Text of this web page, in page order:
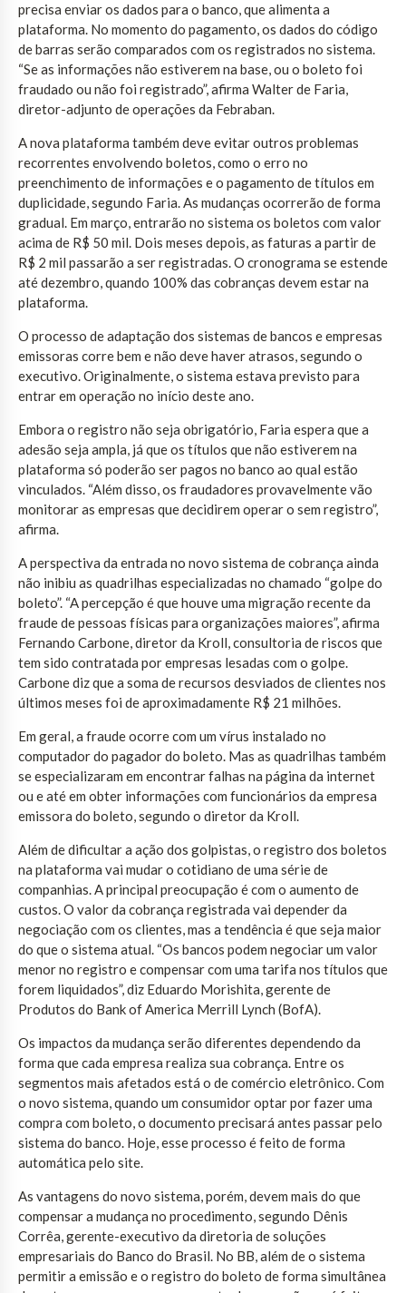
precisa enviar os dados para o banco, que alimenta a
plataforma. No momento do pagamento, os dados do código
de barras serão comparados com os registrados no sistema.
“Se as informações não estiverem na base, ou o boleto foi
fraudado ou não foi registrado”, afirma Walter de Faria,
diretor-adjunto de operações da Febraban.
A nova plataforma também deve evitar outros problemas
recorrentes envolvendo boletos, como o erro no
preenchimento de informações e o pagamento de títulos em
duplicidade, segundo Faria. As mudanças ocorrerão de forma
gradual. Em março, entrarão no sistema os boletos com valor
acima de R$ 50 mil. Dois meses depois, as faturas a partir de
R$ 2 mil passarão a ser registradas. O cronograma se estende
até dezembro, quando 100% das cobranças devem estar na
plataforma.
O processo de adaptação dos sistemas de bancos e empresas
emissoras corre bem e não deve haver atrasos, segundo o
executivo. Originalmente, o sistema estava previsto para
entrar em operação no início deste ano.
Embora o registro não seja obrigatório, Faria espera que a
adesão seja ampla, já que os títulos que não estiverem na
plataforma só poderão ser pagos no banco ao qual estão
vinculados. “Além disso, os fraudadores provavelmente vão
monitorar as empresas que decidirem operar o sem registro”,
afirma.
A perspectiva da entrada no novo sistema de cobrança ainda
não inibiu as quadrilhas especializadas no chamado “golpe do
boleto”. “A percepção é que houve uma migração recente da
fraude de pessoas físicas para organizações maiores”, afirma
Fernando Carbone, diretor da Kroll, consultoria de riscos que
tem sido contratada por empresas lesadas com o golpe.
Carbone diz que a soma de recursos desviados de clientes nos
últimos meses foi de aproximadamente R$ 21 milhões.
Em geral, a fraude ocorre com um vírus instalado no
computador do pagador do boleto. Mas as quadrilhas também
se especializaram em encontrar falhas na página da internet
ou e até em obter informações com funcionários da empresa
emissora do boleto, segundo o diretor da Kroll.
Além de dificultar a ação dos golpistas, o registro dos boletos
na plataforma vai mudar o cotidiano de uma série de
companhias. A principal preocupação é com o aumento de
custos. O valor da cobrança registrada vai depender da
negociação com os clientes, mas a tendência é que seja maior
do que o sistema atual. “Os bancos podem negociar um valor
menor no registro e compensar com uma tarifa nos títulos que
forem liquidados”, diz Eduardo Morishita, gerente de
Produtos do Bank of America Merrill Lynch (BofA).
Os impactos da mudança serão diferentes dependendo da
forma que cada empresa realiza sua cobrança. Entre os
segmentos mais afetados está o de comércio eletrônico. Com
o novo sistema, quando um consumidor optar por fazer uma
compra com boleto, o documento precisará antes passar pelo
sistema do banco. Hoje, esse processo é feito de forma
automática pelo site.
As vantagens do novo sistema, porém, devem mais do que
compensar a mudança no procedimento, segundo Dênis
Corrêa, gerente-executivo da diretoria de soluções
empresariais do Banco do Brasil. No BB, além de o sistema
permitir a emissão e o registro do boleto de forma simultânea